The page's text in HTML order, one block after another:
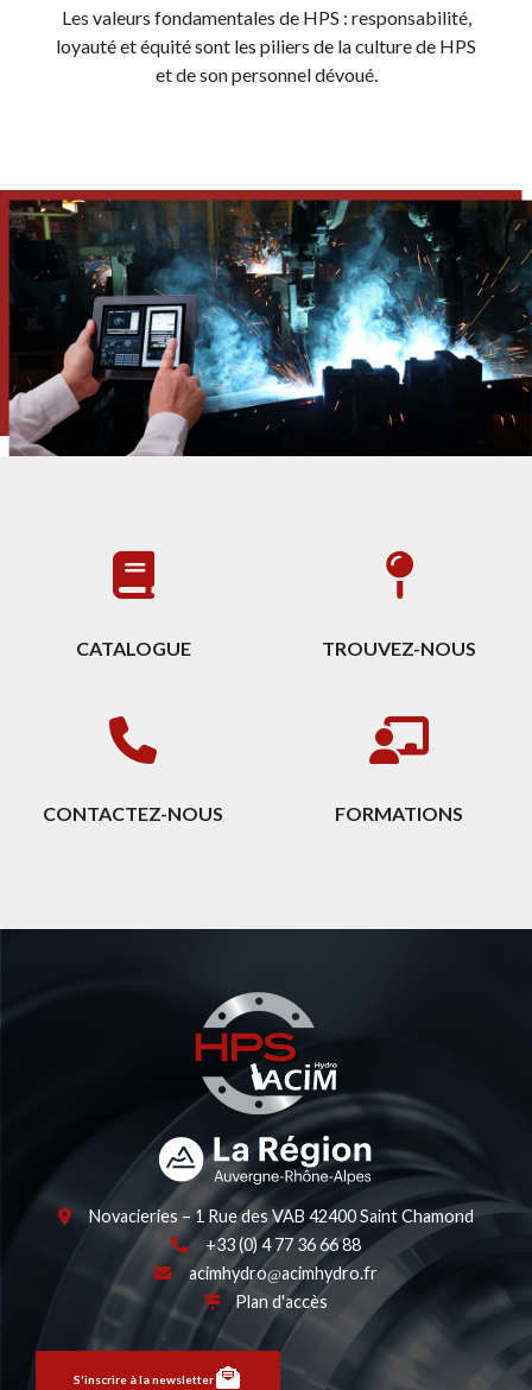
Les valeurs fondamentales de HPS : responsabilité,
loyauté et équité sont les piliers de la culture de HPS
et de son personnel dévoué.
CATALOGUE TROUVEZ-NOUS
CONTACTEZ-NOUS FORMATIONS
Novacieries – 1 Rue des VAB 42400 Saint Chamond
+33 (0) 4 77 36 66 88
acimhydro
acimhydro.fr
Plan d'accès
S'inscrire à la newsletter